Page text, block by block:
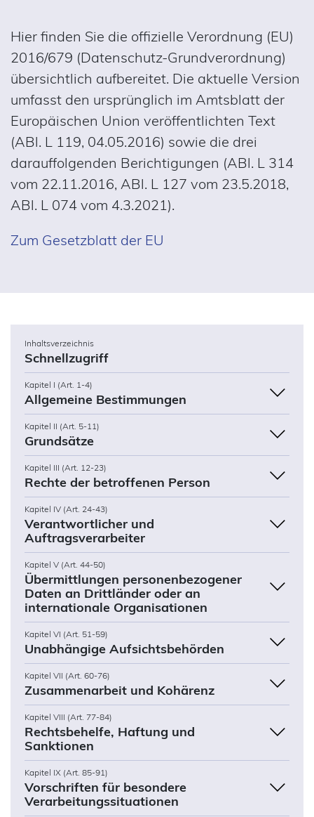
Hier finden Sie die offizielle Verordnung (EU)
2016/679 (Datenschutz-Grundverordnung)
übersichtlich aufbereitet. Die aktuelle Version
umfasst den ursprünglich im Amtsblatt der
Europäischen Union veröffentlichten Text
(ABl. L 119, 04.05.2016) sowie die drei
darauffolgenden Berichtigungen (ABl. L 314
vom 22.11.2016, ABl. L 127 vom 23.5.2018,
ABl. L 074 vom 4.3.2021).
Zum Gesetzblatt der EU
Inhaltsverzeichnis
Schnellzugriff
Kapitel I (Art. 1-4)
Allgemeine Bestimmungen
Kapitel II (Art. 5-11)
Grundsätze
Kapitel III (Art. 12-23)
Rechte der betroffenen Person
Kapitel IV (Art. 24-43)
Verantwortlicher und
Auftragsverarbeiter
Kapitel V (Art. 44-50)
Übermittlungen personenbezogener
Daten an Drittländer oder an
internationale Organisationen
Kapitel VI (Art. 51-59)
Unabhängige Aufsichtsbehörden
Kapitel VII (Art. 60-76)
Zusammenarbeit und Kohärenz
Kapitel VIII (Art. 77-84)
Rechtsbehelfe, Haftung und
Sanktionen
Kapitel IX (Art. 85-91)
Vorschriften für besondere
Verarbeitungssituationen